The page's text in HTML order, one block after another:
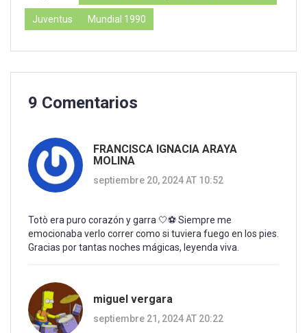
Juventus Mundial 1990
9 Comentarios
FRANCISCA IGNACIA ARAYA
MOLINA
septiembre 20, 2024 AT 10:52
Totò era puro corazón y garra 🤍⚽ Siempre me
emocionaba verlo correr como si tuviera fuego en los pies.
Gracias por tantas noches mágicas, leyenda viva.
miguel vergara
septiembre 21, 2024 AT 20:22